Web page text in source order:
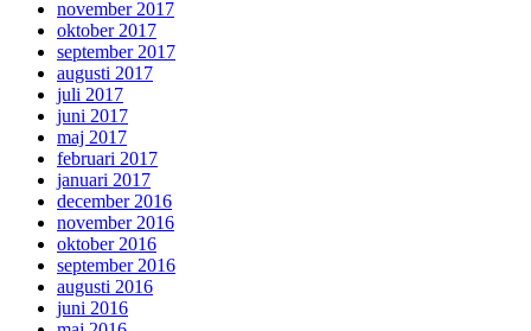
november 2017
oktober 2017
september 2017
augusti 2017
juli 2017
juni 2017
maj 2017
februari 2017
januari 2017
december 2016
november 2016
oktober 2016
september 2016
augusti 2016
juni 2016